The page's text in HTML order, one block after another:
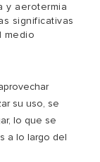
y aerotermia
significativas
medio
su uso, se
lo que se
a lo largo del